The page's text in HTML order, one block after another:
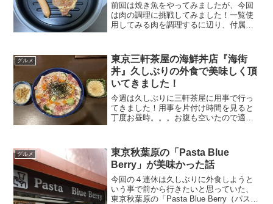
前回は焼き魚をやってみましたが、今回
は肉の調理に挑戦してみました！一覧使
用してみる肉を調理するに辺り、付属の
熱）にしてやってみました。今回は焼く
だけで良いタイプの肉だっ...
グルメ
東京三軒茶屋の海鮮丼店『海街
丼』久しぶりの外食で美味しく頂
いてきました！
今週は久しぶりに三軒茶屋に用事で行っ
てきました！用事を片付け時間を見ると
丁度お昼時。。。お腹も空いたので適当
食べてないなー。。。思い立ったが即行
動なので早速行ってみ...
グルメ
東京秋葉原の「Pasta Blue
Berry」が美味かった話
今回の４連休は久しぶりに外食しようと
いう事で前から行きたいと思っていた、
東京秋葉原の「Pasta Blue Berry（パス